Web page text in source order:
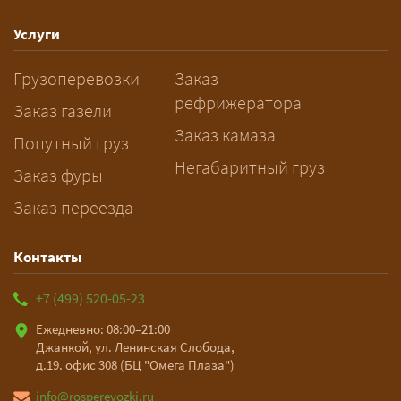
рабочих дней. Оставьте заявку
заблаговременно — логист
рассчитает маршрут и запустит
подготовку документов.
Услуги
Грузоперевозки
Заказ газели
Попутный груз
Заказ фуры
Заказ переезда
Заказ
рефрижератора
Заказ камаза
Негабаритный груз
Контакты
+7 (499) 520-05-23
Ежедневно: 08:00–21:00
Джанкой, ул. Ленинская Слобода,
д.19. офис 308 (БЦ "Омега Плаза")
info@rosperevozki.ru